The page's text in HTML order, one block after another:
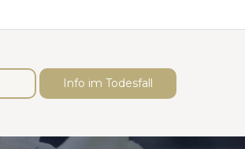
Info im Todesfall